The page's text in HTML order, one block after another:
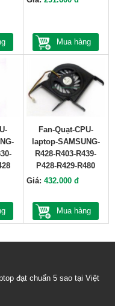
Mua hàng
Fan-Quạt-CPU-
laptop-SAMSUNG-
R428-R403-R439-
P428-R429-R480
Giá: 432.000 đ
Mua hàng
đạt chuẩn 5 sao tại Việt